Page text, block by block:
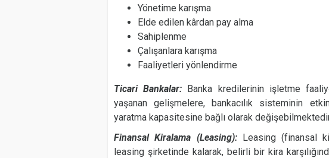
Yönetime karışma
Elde edilen kârdan pay alma
Sahiplenme
Çalışanlara karışma
Faaliyetleri yönlendirme
Ticari Bankalar: Banka kredilerinin işletme
yaşanan gelişmelere, bankacılık sisteminin
yaratma kapasitesine bağlı olarak
Finansal Kiralama (Leasing): Leasing (finansal
leasing şirketinde kalarak, belirli bir kira